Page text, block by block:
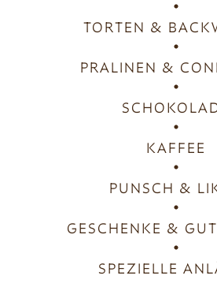
TORTEN &
PRALINEN &
KAFFEE
PUNSCH &
GESCHENKE &
SPEZIELLE